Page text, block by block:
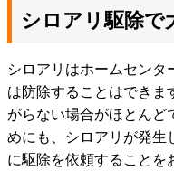
シロアリ駆除で
シロアリはホームセン
は防除することはでき
がらない場合がほとんど
めにも、シロアリが発生
に駆除を依頼することを